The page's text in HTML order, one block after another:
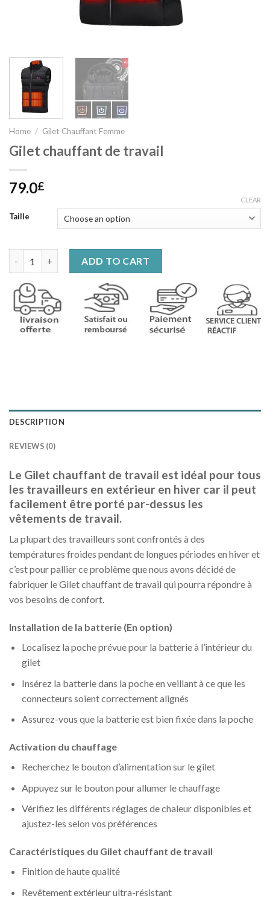
Home / Gilet Chauffant Femme
Gilet chauffant de travail
79.0£
Taille
CLEAR
ADD TO CART
DESCRIPTION
REVIEWS (0)
Le Gilet chauffant de travail est idéal pour tous
les travailleurs en extérieur en hiver car il peut
facilement être porté par-dessus les
vêtements de travail.
La plupart des travailleurs sont confrontés à des
températures froides pendant de longues périodes en hiver et
c’est pour pallier ce problème que nous avons décidé de
fabriquer le Gilet chauffant de travail qui pourra répondre à
vos besoins de confort.
Installation de la batterie (En option)
Localisez la poche prévue pour la batterie à l’intérieur du
gilet
Insérez la batterie dans la poche en veillant à ce que les
connecteurs soient correctement alignés
Assurez-vous que la batterie est bien fixée dans la poche
Activation du chauffage
Recherchez le bouton d’alimentation sur le gilet
Appuyez sur le bouton pour allumer le chauffage
Vérifiez les différents réglages de chaleur disponibles et
ajustez-les selon vos préférences
Caractéristiques du Gilet chauffant de travail
Finition de haute qualité
Revêtement extérieur ultra-résistant